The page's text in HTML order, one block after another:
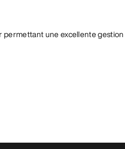
une excellente